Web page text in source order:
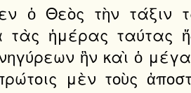
ὁ Θεὸς τὴν τάξιν
τὰς ἡμέρας ταύτας
ἣν καὶ ὁ
μὲν τοὺς